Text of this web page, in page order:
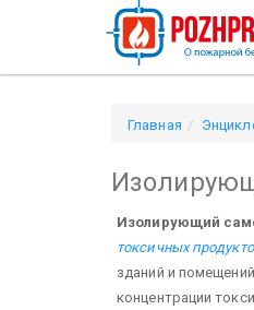
Главная
Изолирующий
токсичных
зданий и
концентрации